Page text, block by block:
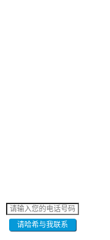
请哈希与我联系